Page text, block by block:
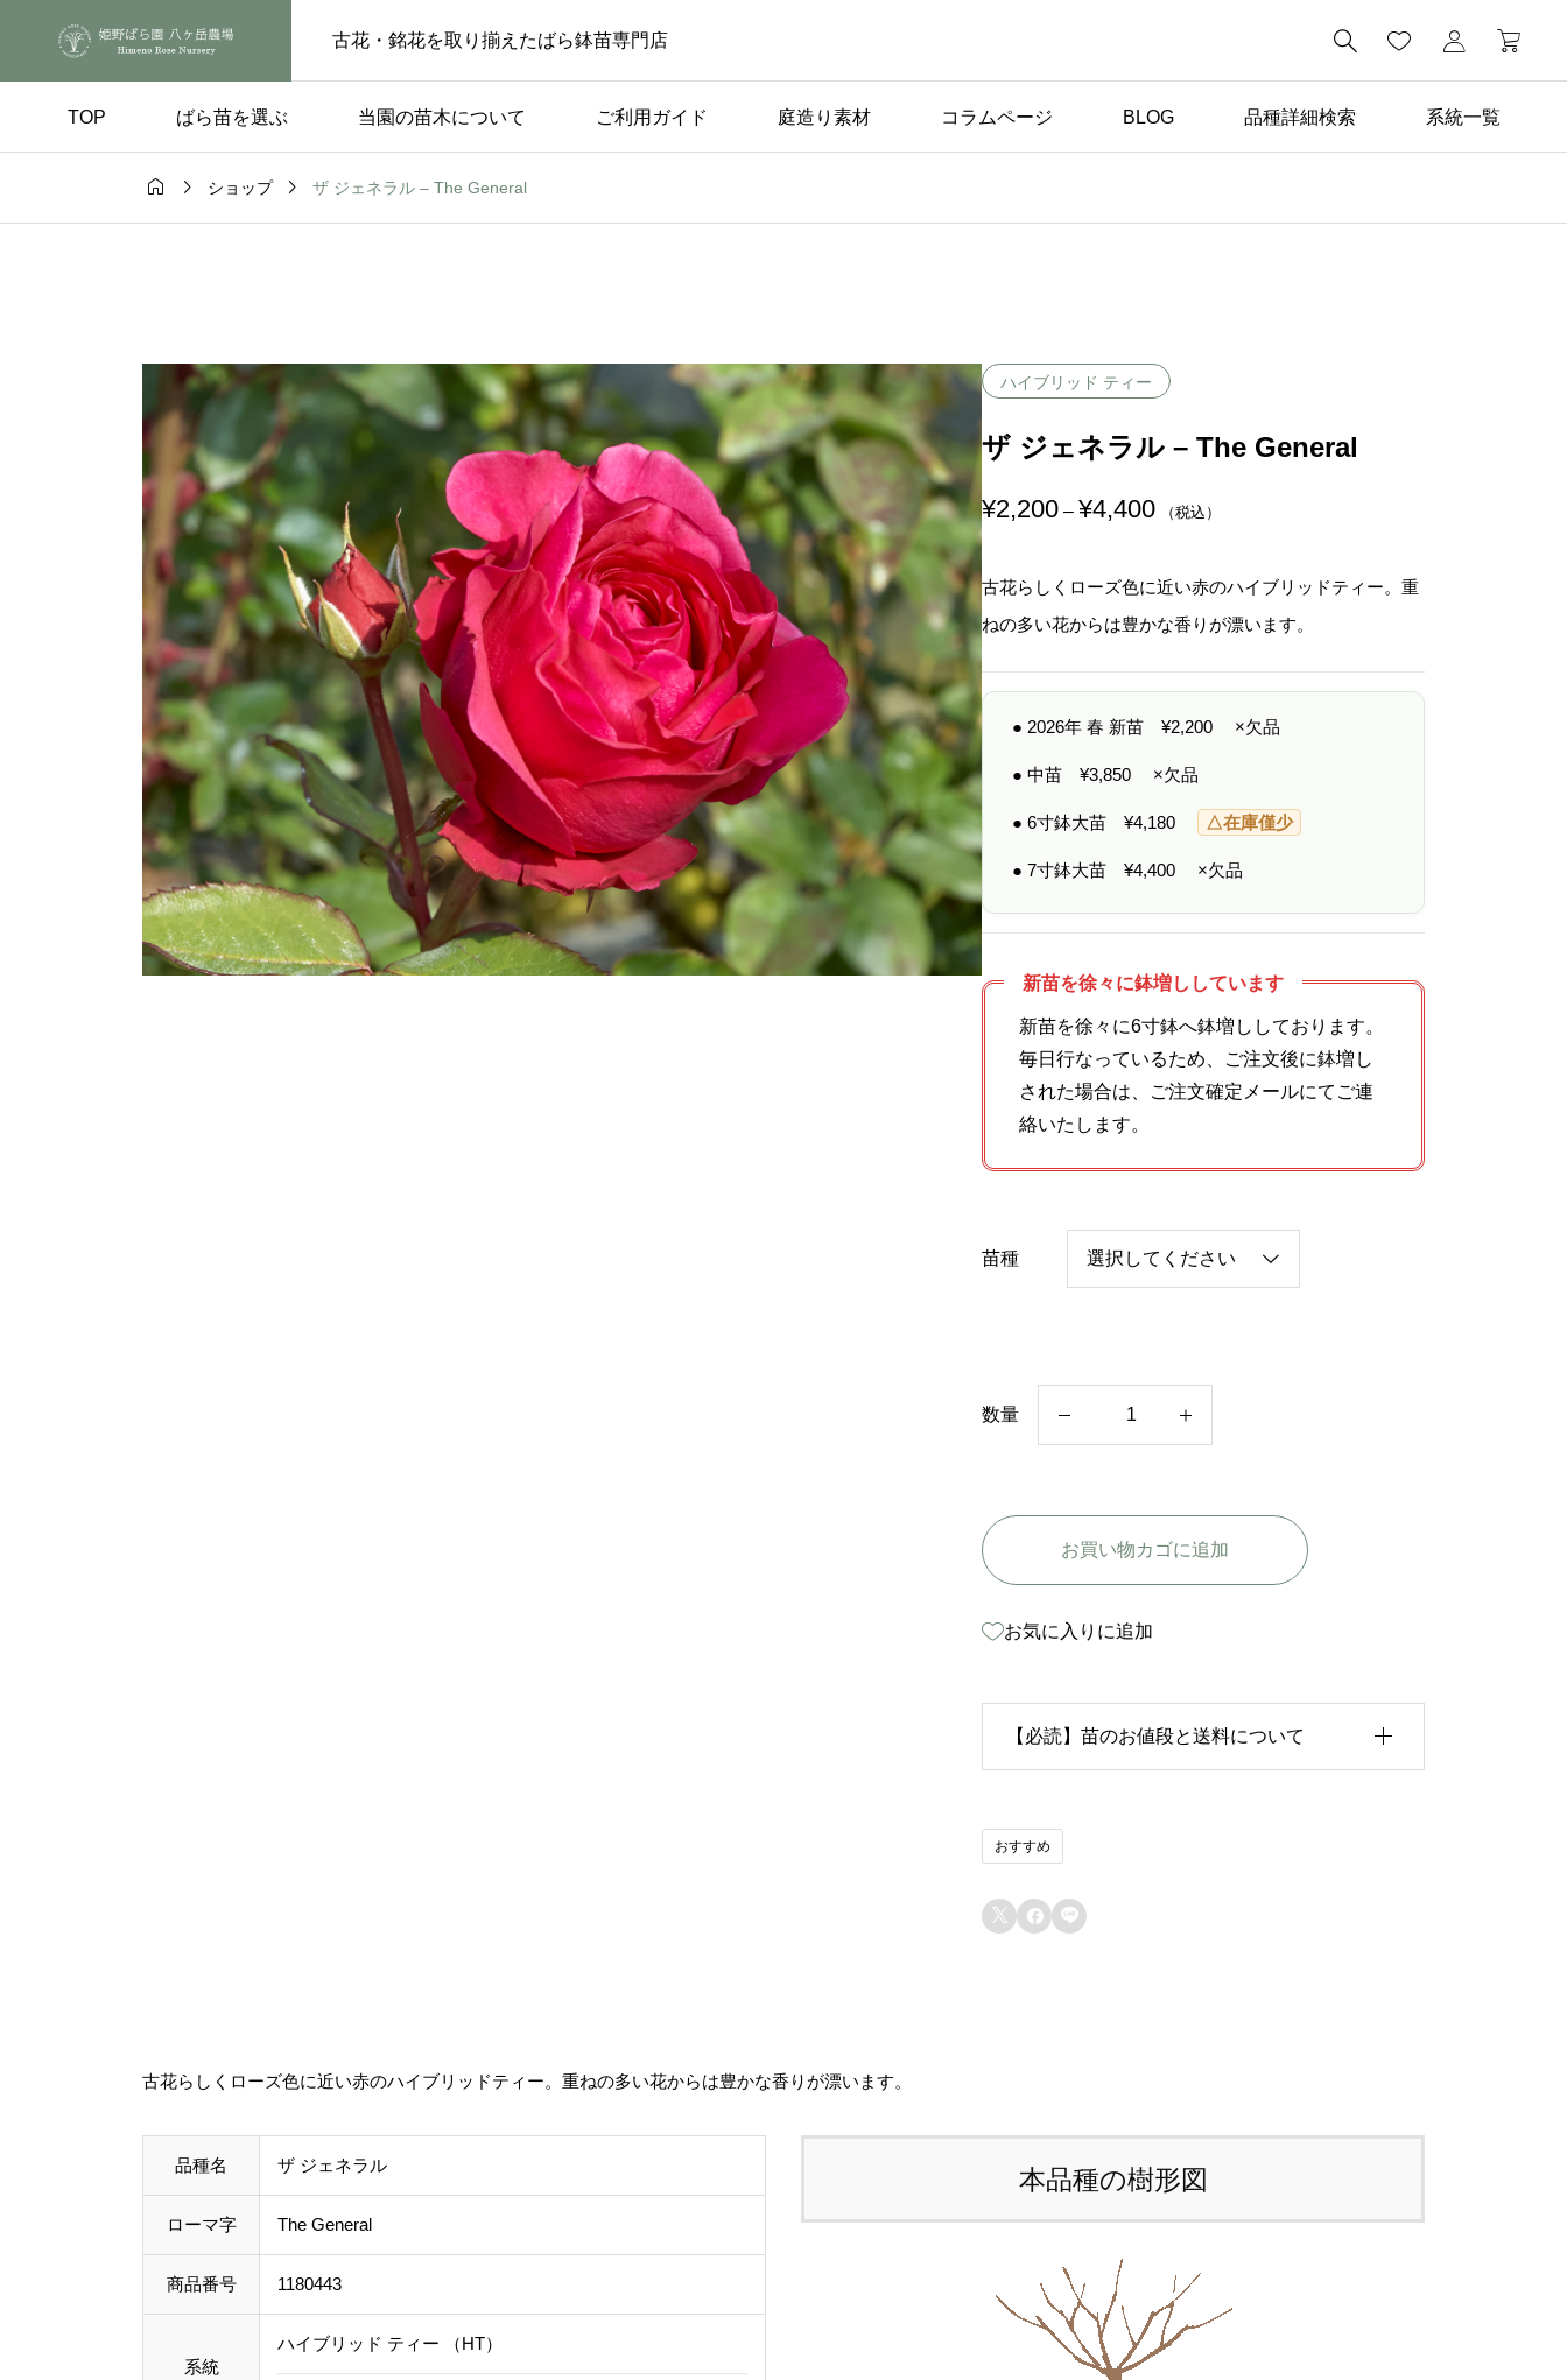
古花・銘花を取り揃えたばら鉢苗専門店 
TOP ばら苗を選ぶ 当園の苗木について ご利用ガイド 庭造り素材 コラムページ BLOG 品種詳細検索 系統一覧
れ 品種の選び方 ばら苗の手入れ ばら苗の手入れ
  ショップ  ザ ジェネラル – The General
ハイブリッド ティー
ザ ジェネラル – The General
¥2,200 – ¥4,400価
格
¥
2
,
2
0
–
4
0
（税込）
古花らしくローズ色に近い赤のハイブリッドティー。重
ねの多い花からは豊かな香りが漂います。
● 2026年 春 新苗 ¥2,200 ×欠品
● 中苗 ¥3,850 ×欠品
● 6寸鉢大苗 ¥4,180 △在庫僅少
● 7寸鉢大苗 ¥4,400 ×欠品
新苗を徐々に鉢増ししています
新苗を徐々に6寸鉢へ鉢増ししております。
毎日行なっているため、ご注文後に鉢増し
された場合は、ご注文確定メールにてご連
絡いたします。
苗種
数量
ジ
ネ
ラ
ル
-
h
e
G
お買い物カゴに追加
お気に入りに追加
【必読】苗のお値段と送料について
苗のお値段は
て、送料を含めて調整した金額をお知らせいた
事前のお見積もりがご希望の場合は「お問い合
わせフォーム」よりご連絡をお願いいたしま
おすすめ
  
古花らしくローズ色に近い赤のハイブリッドティー。重ねの多い花からは豊かな香りが漂います。
品種名 ザ ジェネラル
ローマ字 The General
商品番号 1180443
系統
ハイブリッド ティー （HT）
本品種の樹形図